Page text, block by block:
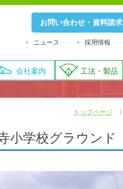
お問い合わせ・資料請求
ニュース 採用情報
会社案内 工法・製品
トップページ
小学校グラウンド